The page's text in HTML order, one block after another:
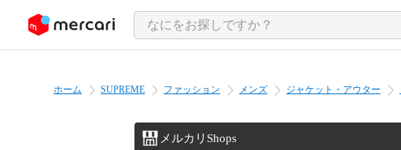
ツにスキップ
ホーム SUPREME ファッション メンズ ジャケット・アウター
メルカリShops